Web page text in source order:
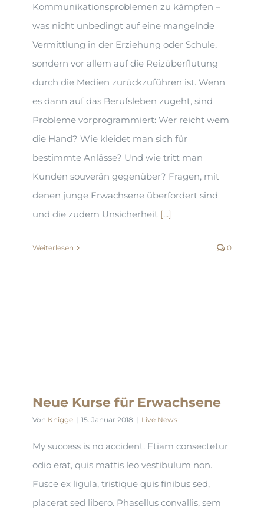
Kommunikationsproblemen zu kämpfen –
was nicht unbedingt auf eine mangelnde
Vermittlung in der Erziehung oder Schule,
sondern vor allem auf die Reizüberflutung
durch die Medien zurückzuführen ist. Wenn
es dann auf das Berufsleben zugeht, sind
Probleme vorprogrammiert: Wer reicht wem
die Hand? Wie kleidet man sich für
bestimmte Anlässe? Und wie tritt man
Kunden souverän gegenüber? Fragen, mit
denen junge Erwachsene überfordert sind
und die zudem Unsicherheit [...]
Weiterlesen 0
Neue Kurse für Erwachsene
Von Knigge | 15. Januar 2018 | Live News
My success is no accident. Etiam consectetur
odio erat, quis mattis leo vestibulum non.
Fusce ex ligula, tristique quis finibus sed,
placerat sed libero. Phasellus convallis, sem